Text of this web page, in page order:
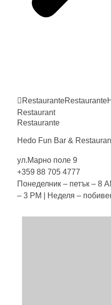
RestauranteRestaurante
Restaurant
Restaurante
Hedo Fun Bar &
ул.Марно поле 9
+359 88 705 4777
Понеделник – петък – 8
– 3 PM | Неделя –